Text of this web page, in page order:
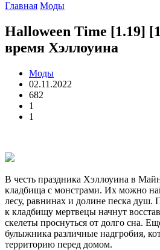
Главная Моды
Halloween Time [1.19]
время Хэллоуина
Моды
02.11.2022
682
1
1
В честь праздника Хэллоуина в
кладбища с монстрами. Их можно
лесу, равнинах и долине песка
к кладбищу мертвецы начнут
скелеты проснуться от долго сна.
булыжника различные надгробия,
территорию перед домом.